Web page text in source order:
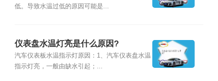
低。导致水温过低的原因可能是...
仪表盘水温灯亮是什么原因?
汽车仪表板水温指示灯原因：1、汽车仪表盘水温
指示灯亮，一般由缺水引起；...